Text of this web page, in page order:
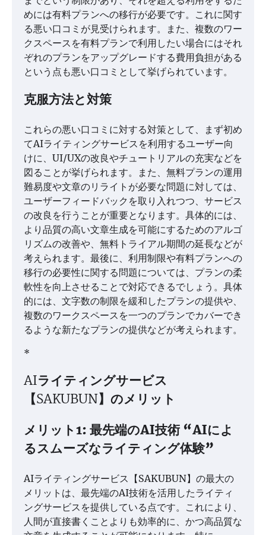
めには有料プランへの移行が必要です。これに関す
る悪い口コミが見受けられます。また、複数のワー
クスペースを有料プランで利用したい場合にはそれ
ぞれのプランをアップグレードする費用負担がある
という点も悪い口コミとして挙げられています。
克服方法と対策
これらの悪い口コミに対する対策として、まず初め
てAIライティングサービスを利用するユーザー向
けに、UI/UXの改良やチュートリアルの充実などを
図ることが挙げられます。また、無料プランの運用
難易度や文章のリライトが必要な問題に対しては、
ユーザーフィードバックを取り入れつつ、サービス
の改良を行うことが重要となります。具体的には、
より品質の高い文章生成を可能にするためのアルゴ
リズムの改善や、無料トライアル期間の延長などが
考えられます。最後に、利用制限や有料プランへの
移行の必要性に関する問題については、プランの柔
軟性を向上させることで対応できるでしょう。具体
的には、文字数の制限を緩和したプランの提供や、
複数のワークスペースを一つのプランでカバーでき
るような新たなプランの提供などが考えられます。
*
AIライティングサービス
【SAKUBUN】のメリット
メリット1: 最先端のAI技術 “AIによ
るスムーズなライティング体験”
AIライティングサービス【SAKUBUN】の最大の
メリットは、最先端のAI技術を活用したライティ
ングサービスを提供している点です。これにより、
人間が直接書くことよりも効率的に、かつ高品質な